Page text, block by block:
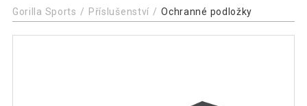
Gorilla Sports Příslušenství Ochranné podložky